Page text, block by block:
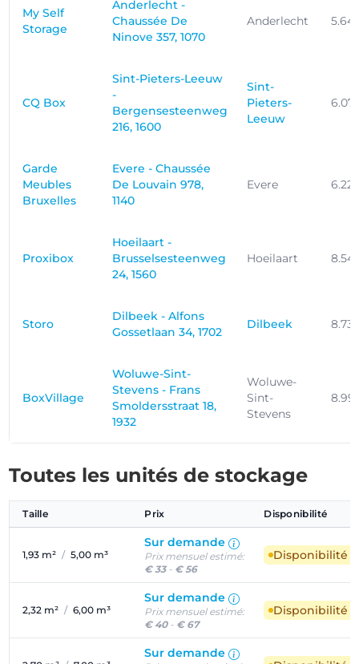
My Self
Storage
Anderlecht -
Chaussée De
Ninove 357, 1070
Anderlecht 5.64
CQ Box
Sint-Pieters-Leeuw
-
Bergensesteenweg
216, 1600
Sint-
Pieters-
Leeuw
6.07
Garde
Meubles
Bruxelles
Evere - Chaussée
De Louvain 978,
1140
Evere 6.22
Proxibox
Hoeilaart -
Brusselsesteenweg
24, 1560
Hoeilaart 8.54
Storo
Dilbeek - Alfons
Gossetlaan 34, 1702
Dilbeek 8.73
BoxVillage
Woluwe-Sint-
Stevens - Frans
Smoldersstraat 18,
1932
Woluwe-
Sint-
Stevens
8.99
Toutes les unités de stockage
Taille Prix Disponibilité
1,93 m² / 5,00 m³
Sur demande
Prix mensuel estimé:
€ 33- € 56
Disponibilité
2,32 m² / 6,00 m³
Sur demande
Prix mensuel estimé:
€ 40- € 67
Disponibilité
Sur demande